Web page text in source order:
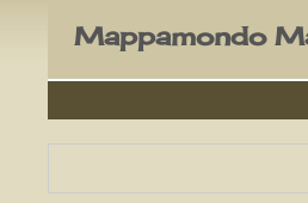
Mappamondo